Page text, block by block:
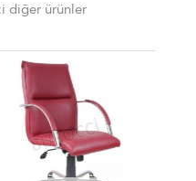
diğer ürünler